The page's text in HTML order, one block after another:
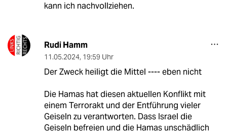
kann ich nachvollziehen.
Rudi Hamm
11.05.2024, 19:59 Uhr
Der Zweck heiligt die Mittel ---- eben nicht
Die Hamas hat diesen aktuellen Konflikt mit
einem Terrorakt und der Entführung vieler
Geiseln zu verantworten. Dass Israel die
Geiseln befreien und die Hamas unschädlich